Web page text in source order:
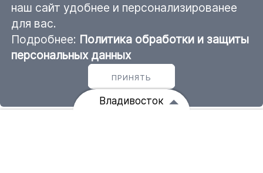
Владивосток
наш сайт удобнее и персонализированее
для вас.
Подробнее: Политика обработки и защиты
персональных данных
ПРИНЯТЬ